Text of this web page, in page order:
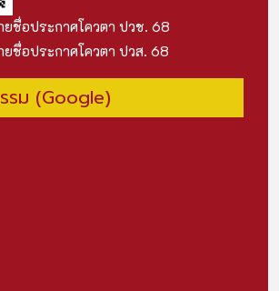
ยชื่อประกาศโควตา ปวช. 68
ยชื่อประกาศโควตา ปวส. 68
รม (Google)